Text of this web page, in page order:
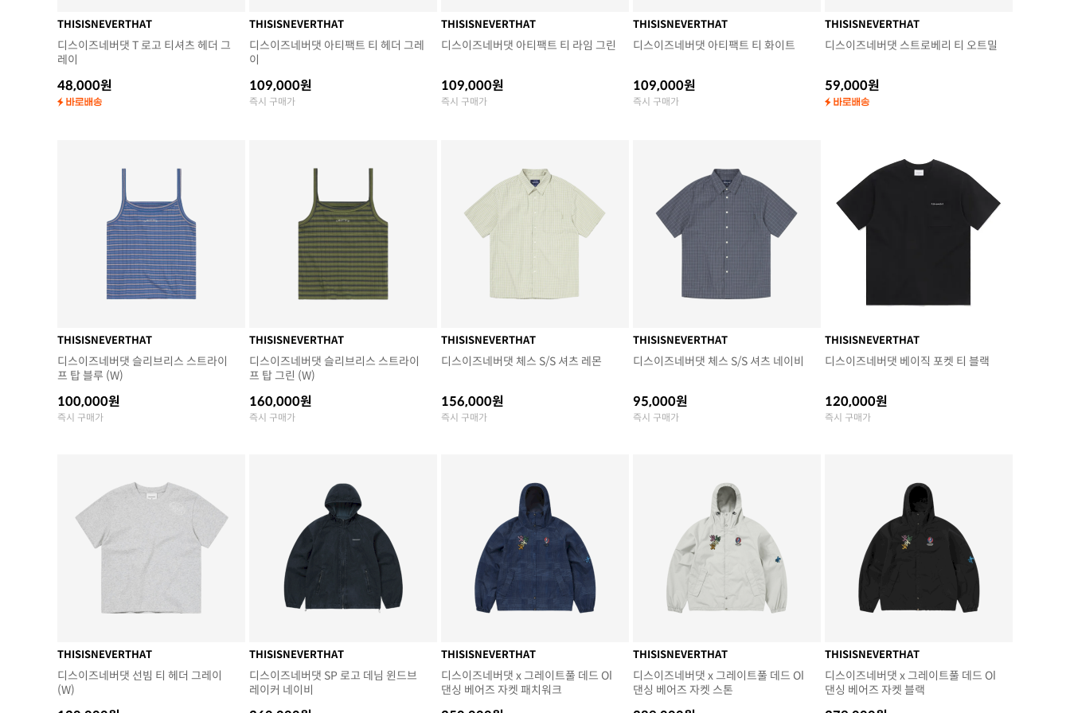
THISISNEVERTHAT
디스이즈네버댓 T 로고 티셔츠 헤더 그
레이
48,000원
THISISNEVERTHAT
디스이즈네버댓 아티팩트 티 헤더 그레
이
109,000원
즉시 구매가
THISISNEVERTHAT
디스이즈네버댓 아티팩트 티 라임 그린
109,000원
즉시 구매가
THISISNEVERTHAT
디스이즈네버댓 아티팩트 티 화이트
109,000원
즉시 구매가
THISISNEVERTHAT
디스이즈네버댓 스트로베리 티 오트밀
59,000원
THISISNEVERTHAT
디스이즈네버댓 슬리브리스 스트라이
프 탑 블루 (W)
100,000원
즉시 구매가
THISISNEVERTHAT
디스이즈네버댓 슬리브리스 스트라이
프 탑 그린 (W)
160,000원
즉시 구매가
THISISNEVERTHAT
디스이즈네버댓 체스 S/S 셔츠 레몬
156,000원
즉시 구매가
THISISNEVERTHAT
디스이즈네버댓 체스 S/S 셔츠 네이비
95,000원
즉시 구매가
THISISNEVERTHAT
디스이즈네버댓 베이직 포켓 티 블랙
120,000원
즉시 구매가
THISISNEVERTHAT
디스이즈네버댓 선빔 티 헤더 그레이
(W)
THISISNEVERTHAT
디스이즈네버댓 SP 로고 데님 윈드브
레이커 네이비
THISISNEVERTHAT
디스이즈네버댓 x 그레이트풀 데드 Ol
댄싱 베어즈 자켓 패치워크
THISISNEVERTHAT
디스이즈네버댓 x 그레이트풀 데드 Ol
댄싱 베어즈 자켓 스톤
THISISNEVERTHAT
디스이즈네버댓 x 그레이트풀 데드 Ol
댄싱 베어즈 자켓 블랙